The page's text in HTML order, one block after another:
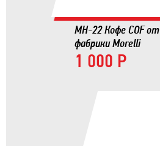
MH-22 Кофе COF от
фабрики Morelli
1 000 Р